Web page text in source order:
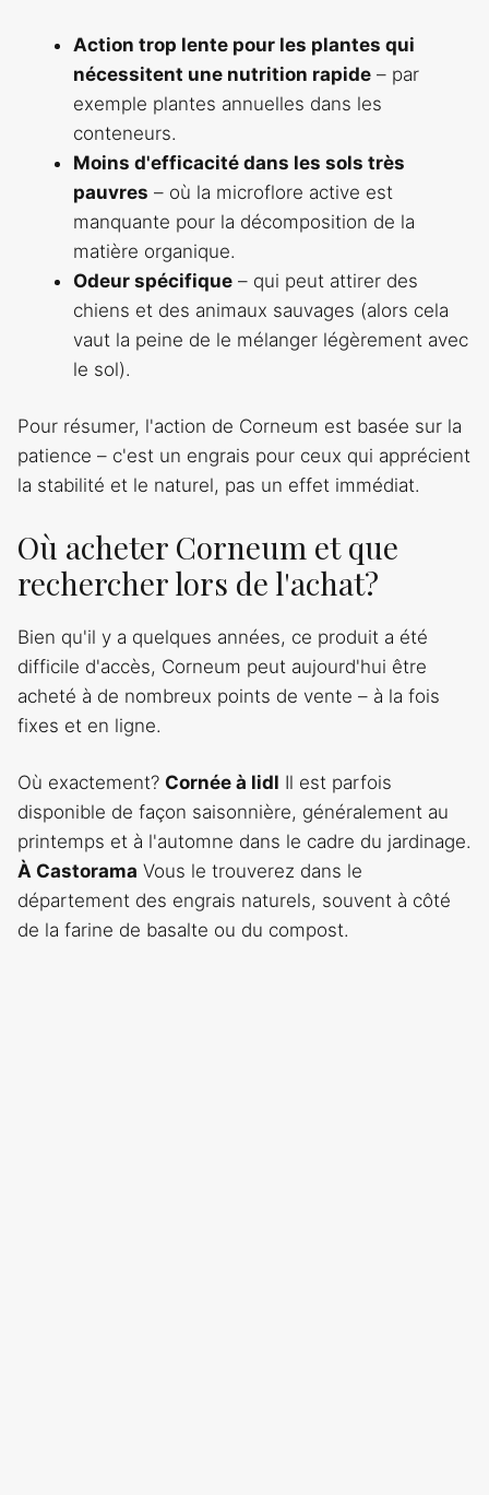
Action trop lente pour les plantes qui
nécessitent une nutrition rapide – par
exemple plantes annuelles dans les
conteneurs.
Moins d'efficacité dans les sols très
pauvres – où la microflore active est
manquante pour la décomposition de la
matière organique.
Odeur spécifique – qui peut attirer des
chiens et des animaux sauvages (alors cela
vaut la peine de le mélanger légèrement avec
le sol).
Pour résumer, l'action de Corneum est basée sur la
patience – c'est un engrais pour ceux qui apprécient
la stabilité et le naturel, pas un effet immédiat.
Où acheter Corneum et que
rechercher lors de l'achat?
Bien qu'il y a quelques années, ce produit a été
difficile d'accès, Corneum peut aujourd'hui être
acheté à de nombreux points de vente – à la fois
fixes et en ligne.
Où exactement? Cornée à lidl Il est parfois
disponible de façon saisonnière, généralement au
printemps et à l'automne dans le cadre du jardinage.
À Castorama Vous le trouverez dans le
département des engrais naturels, souvent à côté
de la farine de basalte ou du compost.